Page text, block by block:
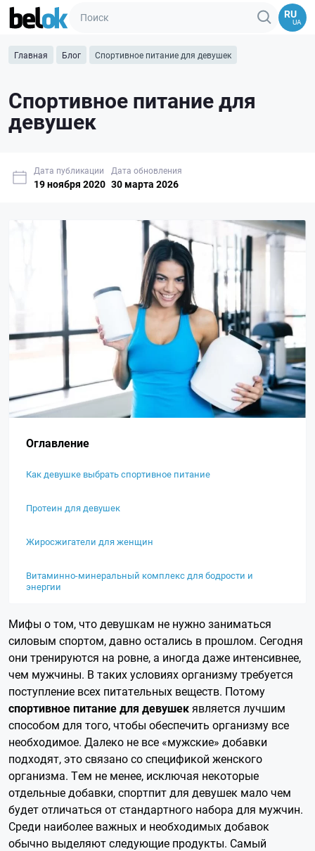
RU
UA
Главная Блог Спортивное питание для девушек
Спортивное питание для
девушек
Дата публикации
19 ноября 2020
Дата обновления
30 марта 2026
Оглавление
Как девушке выбрать спортивное питание
Протеин для девушек
Жиросжигатели для женщин
Витаминно-минеральный комплекс для бодрости и
энергии
Мифы о том, что девушкам не нужно заниматься
силовым спортом, давно остались в прошлом. Сегодня
они тренируются на ровне, а иногда даже интенсивнее,
чем мужчины. В таких условиях организму требуется
поступление всех питательных веществ. Потому
спортивное питание для девушекявляется лучшим
способом для того, чтобы обеспечить организму все
необходимое. Далеко не все «мужские» добавки
подходят, это связано со спецификой женского
организма. Тем не менее, исключая некоторые
отдельные добавки, спортпит для девушек мало чем
будет отличаться от стандартного набора для мужчин.
Среди наиболее важных и необходимых добавок
обычно выделяют следующие продукты. Самый